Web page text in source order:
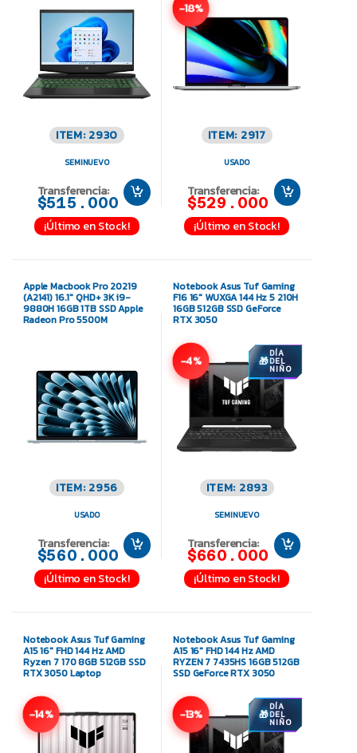
ITEM: 2930
SEMINUEVO
Transferencia:
$515.000
¡Último en Stock!
-18%
ITEM: 2917
USADO
Transferencia:
$529.000
¡Último en Stock!
Apple Macbook Pro 20219
(A2141) 16.1″ QHD+ 3K i9-
9880H 16GB 1TB SSD Apple
Radeon Pro 5500M
ITEM: 2956
USADO
Transferencia:
$560.000
¡Último en Stock!
Notebook Asus Tuf Gaming
F16 16″ WUXGA 144 Hz 5 210H
16GB 512GB SSD GeForce
RTX 3050
-4% DÍA
DEL
NIÑO
ITEM: 2893
SEMINUEVO
Transferencia:
$660.000
¡Último en Stock!
Notebook Asus Tuf Gaming
A15 16″ FHD 144 Hz AMD
Ryzen 7 170 8GB 512GB SSD
RTX 3050 Laptop
-14%
Notebook Asus Tuf Gaming
A15 16″ FHD 144 Hz AMD
RYZEN 7 7435HS 16GB 512GB
SSD GeForce RTX 3050
-13% DÍA
DEL
NIÑO